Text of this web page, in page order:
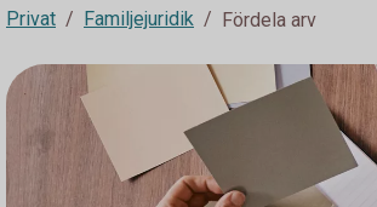
Privat Familjejuridik Fördela arv